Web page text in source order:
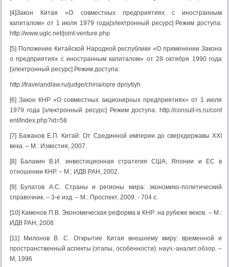
[4]Закон Китая «О совместных предприятиях с иностранным
капиталом» от 1 июля 1979 года[электронный ресурс] Режим доступа:
http://www.uglc.net/joint-venture.php
[5] Положение Китайской Народной республики «О применении Закона
о предприятиях с иностранным капиталом» от 28 октября 1990 года
[электронный ресурс] Режим доступа:
http://travelandlaw.ru/judge/china/opre dpriytiyh
[6] Закон КНР «О совместных акционерных предприятиях» от 1 июля
1979 года [электронный ресурс] Режим доступа: http://consult-rs.ru/cont
ent/Index.php?id=58
[7] Бажанов Е.П. Китай: От Срединной империи до сверхдержавы XXΙ
века. – М.: Известия, 2007.
[8] Балакин В.И. инвестиционная стратегия США, Японии и ЕС в
отношении КНР. – М.: ИДВ РАН, 2002.
[9] Булатов А.С. Страны и регионы мира: экономико-политический
справочник. – 3-е изд. – М.: Проспект, 2009. - 704 с.
[10] Каменов П.В. Экономическая реформа в КНР: на рубеже веков. – М.:
ИДВ РАН, 2008
[11] Милонов В. С. Открытие Китая внешнему миру: временной и
пространственный аспекты (этапы, особенности): науч.-аналит.обзор. –
М, 1996